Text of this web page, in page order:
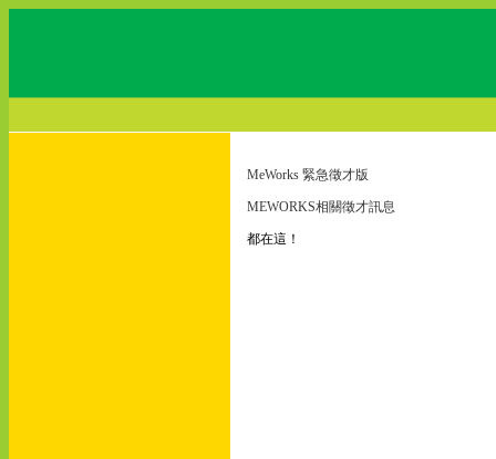
MeWorks 緊急徵才版
MEWORKS相關徵才訊息
都在這！